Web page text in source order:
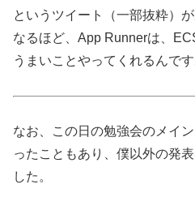
というツイート（一部抜粋）が
なるほど、App Runnerは、
うまいことやってくれるんです
なお、この日の勉強会のメイ
ったこともあり、僕以外の発
した。